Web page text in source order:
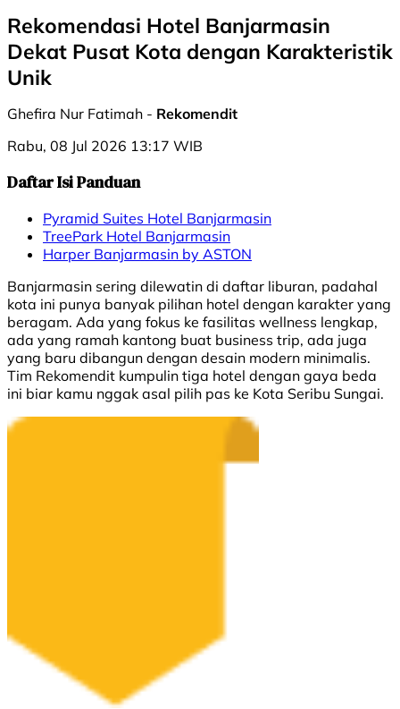
Rekomendasi Hotel Banjarmasin
Dekat Pusat Kota dengan Karakteristik
Unik
Ghefira Nur Fatimah - Rekomendit
Rabu, 08 Jul 2026 13:17 WIB
Daftar Isi Panduan
Pyramid Suites Hotel Banjarmasin
TreePark Hotel Banjarmasin
Harper Banjarmasin by ASTON
Banjarmasin sering dilewatin di daftar liburan, padahal
kota ini punya banyak pilihan hotel dengan karakter yang
beragam. Ada yang fokus ke fasilitas wellness lengkap,
ada yang ramah kantong buat business trip, ada juga
yang baru dibangun dengan desain modern minimalis.
Tim Rekomendit kumpulin tiga hotel dengan gaya beda
ini biar kamu nggak asal pilih pas ke Kota Seribu Sungai.